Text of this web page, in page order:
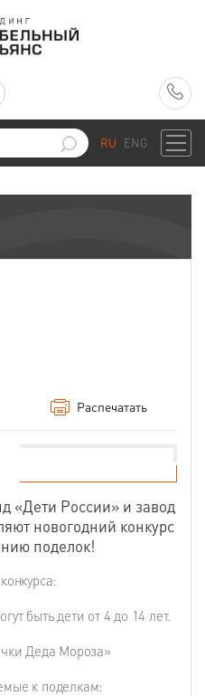
RU ENG
Распечатать
«Дети России» и завод
новогодний конкурс
поделок!
быть дети от 4 до 14 лет.
Деда Мороза»
к поделкам: